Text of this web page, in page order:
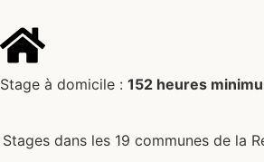
Stage à domicile : 152 heures
Stages dans les 19 communes de la